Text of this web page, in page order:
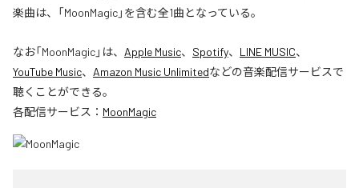
楽曲は、「MoonMagic」を含む全1曲となっている。
なお「MoonMagic」は、 Apple Music、 Spotify、 LINE MUSIC、
YouTube Music、 Amazon Music Unlimitedなどの音楽配信サービスで
聴くことができる。
各配信サービス： MoonMagic